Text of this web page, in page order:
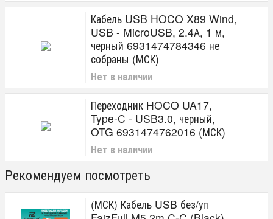
Кабель USB HOCO X89 Wind,
USB - MicroUSB, 2.4А, 1 м,
черный 6931474784346 не
собраны (МСК)
Нет в наличии
Переходник HOCO UA17,
Type-C - USB3.0, черный,
OTG 6931474762016 (МСК)
Нет в наличии
Рекомендуем посмотреть
(МСК) Кабель USB без/уп